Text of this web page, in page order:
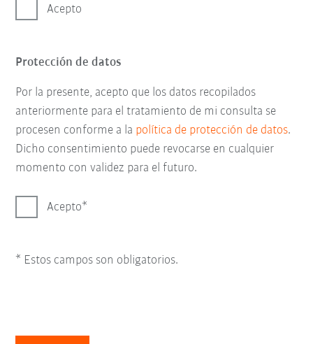
Acepto
Protección de datos
Por la presente, acepto que los datos recopilados
anteriormente para el tratamiento de mi consulta se
procesen conforme a la política de protección de datos.
Dicho consentimiento puede revocarse en cualquier
momento con validez para el futuro.
Acepto
* Estos campos son obligatorios.